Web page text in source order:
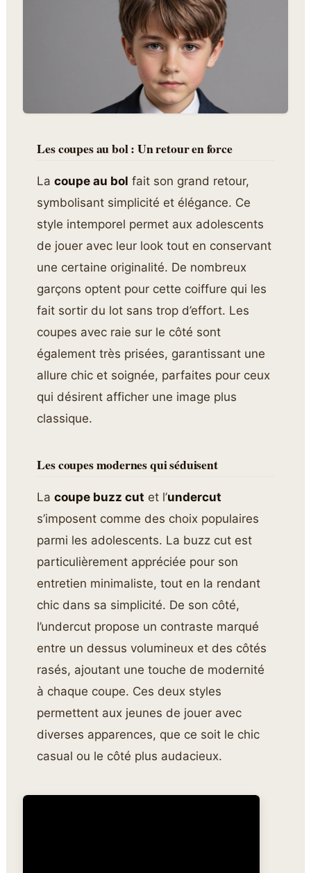
Les coupes au bol : Un retour en force
Lacoupe au bol fait son grand retour,
symbolisant simplicité et élégance. Ce
style intemporel permet aux adolescents
de jouer avec leur look tout en conservant
une certaine originalité. De nombreux
garçons optent pour cette coiffure qui les
fait sortir du lot sans trop d’effort. Les
coupes avec raie sur le côté sont
également très prisées, garantissant une
allure chic et soignée, parfaites pour ceux
qui désirent afficher une image plus
classique.
Les coupes modernes qui séduisent
Lacoupe buzz cut et l’undercut
s’imposent comme des choix populaires
parmi les adolescents. La buzz cut est
particulièrement appréciée pour son
entretien minimaliste, tout en la rendant
chic dans sa simplicité. De son côté,
l’undercut propose un contraste marqué
entre un dessus volumineux et des côtés
rasés, ajoutant une touche de modernité
à chaque coupe. Ces deux styles
permettent aux jeunes de jouer avec
diverses apparences, que ce soit le chic
casual ou le côté plus audacieux.